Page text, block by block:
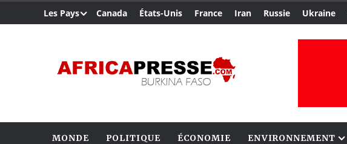
Les Pays Canada États-Unis France Iran Russie Ukraine
MONDE POLITIQUE ÉCONOMIE ENVIRONNEMENT